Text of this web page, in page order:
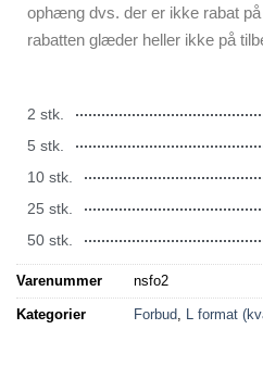
ophæng dvs. der er ikke rabat
rabatten glæder heller ikke på
2 stk.
5 stk.
10 stk.
25 stk.
50 stk.
Varenummer nsfo2
Kategorier Forbud L format